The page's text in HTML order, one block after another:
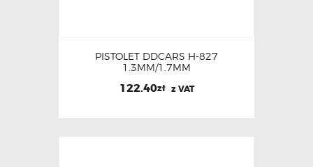
PISTOLET DDCARS H-827
1.3MM/1.7MM
122.40zł z VAT